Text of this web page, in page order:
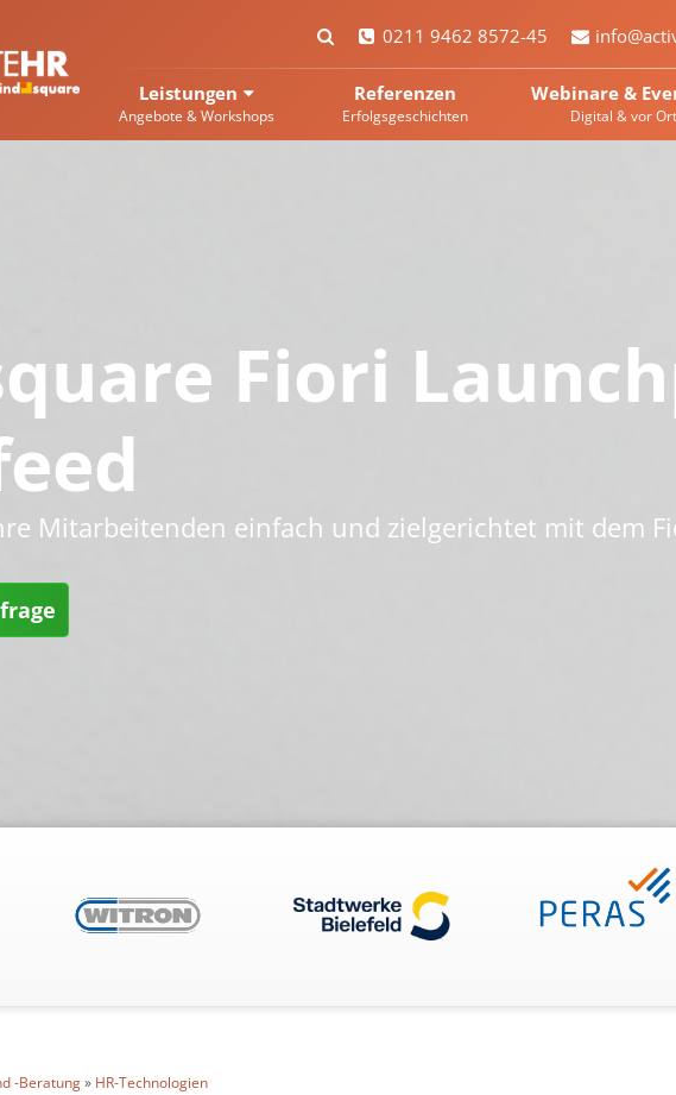
0211 9462 8572-45
Leistungen
Angebote & Workshops
Referenzen
Erfolgsgeschichten
Webinare &
Digital & vor Ort
Fiori
Mitarbeitenden einfach und zielgerichtet mit dem
-Beratung» HR-Technologien